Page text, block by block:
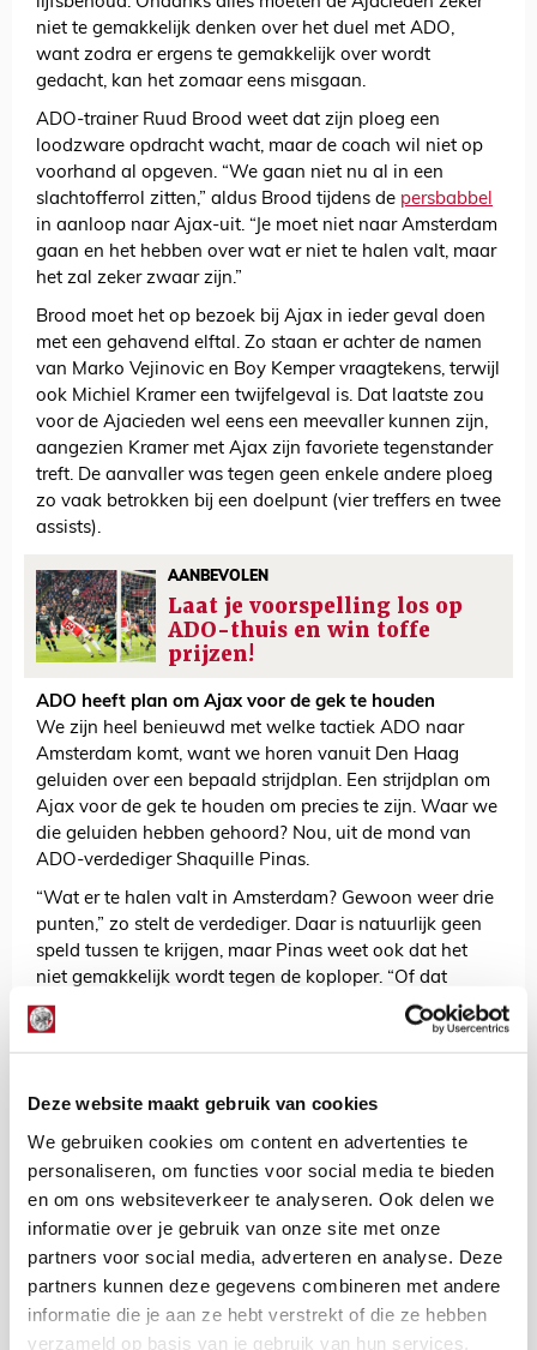
Deze website maakt gebruik van cookies
We gebruiken cookies om content en advertenties te
personaliseren, om functies voor social media te bieden
en om ons websiteverkeer te analyseren. Ook delen we
informatie over je gebruik van onze site met onze
partners voor social media, adverteren en analyse. Deze
partners kunnen deze gegevens combineren met andere
informatie die je aan ze hebt verstrekt of die ze hebben
verzameld op basis van je gebruik van hun services.
niet te gemakkelijk denken over het duel met ADO,
want zodra er ergens te gemakkelijk over wordt
gedacht, kan het zomaar eens misgaan.
ADO-trainer Ruud Brood weet dat zijn ploeg een
loodzware opdracht wacht, maar de coach wil niet op
voorhand al opgeven. “We gaan niet nu al in een
slachtofferrol zitten,” aldus Brood tijdens de persbabbel
in aanloop naar Ajax-uit. “Je moet niet naar Amsterdam
gaan en het hebben over wat er niet te halen valt, maar
het zal zeker zwaar zijn.”
Brood moet het op bezoek bij Ajax in ieder geval doen
met een gehavend elftal. Zo staan er achter de namen
van Marko Vejinovic en Boy Kemper vraagtekens, terwijl
ook Michiel Kramer een twijfelgeval is. Dat laatste zou
voor de Ajacieden wel eens een meevaller kunnen zijn,
aangezien Kramer met Ajax zijn favoriete tegenstander
treft. De aanvaller was tegen geen enkele andere ploeg
zo vaak betrokken bij een doelpunt (vier treffers en twee
assists).
AANBEVOLEN
Laat je voorspelling los op
ADO-thuis en win toffe
prijzen!
ADO heeft plan om Ajax voor de gek te houden
We zijn heel benieuwd met welke tactiek ADO naar
Amsterdam komt, want we horen vanuit Den Haag
geluiden over een bepaald strijdplan. Een strijdplan om
Ajax voor de gek te houden om precies te zijn. Waar we
die geluiden hebben gehoord? Nou, uit de mond van
ADO-verdediger Shaquille Pinas.
“Wat er te halen valt in Amsterdam? Gewoon weer drie
punten,” zo stelt de verdediger. Daar is natuurlijk geen
speld tussen te krijgen, maar Pinas weet ook dat het
niet gemakkelijk wordt tegen de koploper. “Of dat
realistisch is, is het volgende. Je weet dat Ajax een
topclub is, maar we hebben een strijdplan om ze voor
de gek te houden.”
ADO mag dan wel twaalf wedstrijden op rij niet hebben
daar wel wat gelijkspelletjes binnen, waaronder tegen
de concurrenten Willem II en RKC. “Waar we moed uit
putten? Dat we het die clubs lastig hebben gemaakt.
Alleen pakken zij wel punten en wij niet. Dat moeten wij
nu gaan doen. Je moet niet in paniek raken en gekke
dingen gaan doen,” zo sluit Pinas af.
Ajax en ADO trappen zondagavond om 20.00 uur af in
de Johan Cruijff Arena. Het duel staat onder leiding van